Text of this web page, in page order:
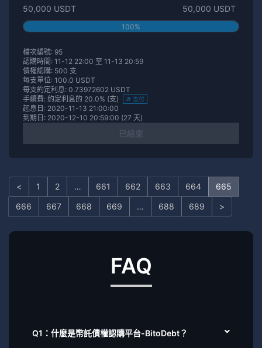
50,000 USDT 50,000 USDT
100%
檔次編號: 95
認購時間: 11-12 22:00 至 11-13 20:59
債權認購: 500 支
每支單位: 100.0 USDT
每支約定利息: 0.73972602 USDT
手續費: 約定利息的 20.0% (支)
支付
起息日: 2020-11-13 21:00:00
到期日: 2020-12-10 20:59:00 (27 天)
< 1 2 … 661 662 663 664
665
666
667 668 669 … 688 689 >
FAQ
Q1：什麼是幣託債權認購平台-BitoDebt？